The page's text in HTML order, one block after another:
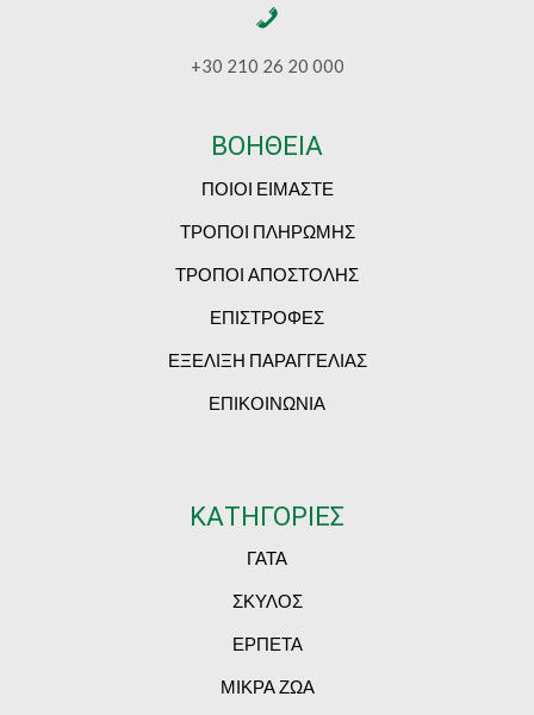
+30 210 26 20 000
ΒΟΗΘΕΙΑ
ΠΟΙΟΙ ΕΙΜΑΣΤΕ
ΤΡΟΠΟΙ ΠΛΗΡΩΜΗΣ
ΤΡΟΠΟΙ ΑΠΟΣΤΟΛΗΣ
ΕΠΙΣΤΡΟΦΕΣ
ΕΞΕΛΙΞΗ ΠΑΡΑΓΓΕΛΙΑΣ
ΕΠΙΚΟΙΝΩΝΙΑ
ΚΑΤΗΓΟΡΙΕΣ
ΓΑΤΑ
ΣΚΥΛΟΣ
ΕΡΠΕΤΑ
ΜΙΚΡΑ ΖΩΑ